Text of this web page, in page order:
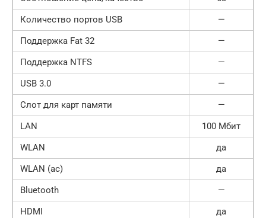
Количество портов USB
—
Поддержка Fat 32
—
Поддержка NTFS
—
USB 3.0
—
Слот для карт памяти
—
LAN
100 Мбит
WLAN
да
WLAN (ac)
да
Bluetooth
—
HDMI
да